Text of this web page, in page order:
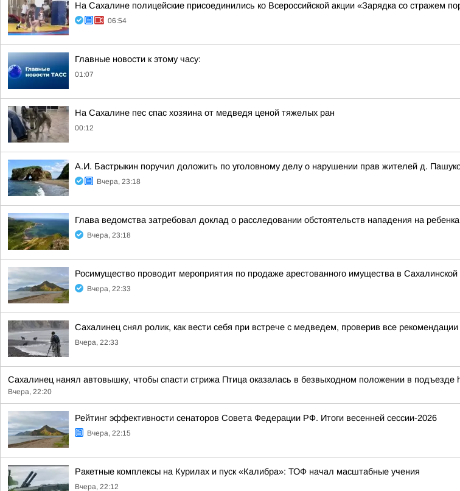
На Сахалине полицейские присоединились ко Всероссийской акции «Зарядка со стражем
06:54
Главные новости к этому часу:
01:07
На Сахалине пес спас хозяина от медведя ценой тяжелых ран
00:12
А.И. Бастрыкин поручил доложить по уголовному делу о нарушении прав жителей д.
Вчера, 23:18
Глава ведомства затребовал доклад о расследовании обстоятельств нападения на
Вчера, 23:18
Росимущество проводит мероприятия по продаже арестованного имущества в Сахалинской
Вчера, 22:33
Сахалинец снял ролик, как вести себя при встрече с медведем, проверив все рекомендации
Вчера, 22:33
Сахалинец нанял автовышку, чтобы спасти стрижа Птица оказалась в безвыходном положении в подъезде
Вчера, 22:20
Рейтинг эффективности сенаторов Совета Федерации РФ. Итоги весенней сессии-2026
Вчера, 22:15
Ракетные комплексы на Курилах и пуск «Калибра»: ТОФ начал масштабные учения
Вчера, 22:12